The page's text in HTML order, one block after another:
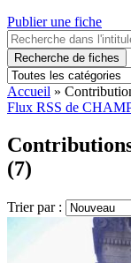
Publier une fiche
Recherche de fiches
Accueil »
Flux RSS de
(7)
Trier par :